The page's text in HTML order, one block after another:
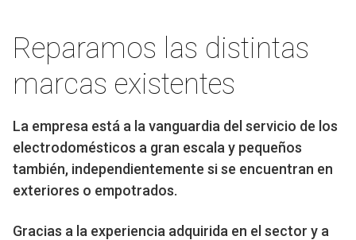
Reparamos las distintas
marcas existentes
La empresa está a la vanguardia del servicio de los
electrodomésticos a gran escala y pequeños
también, independientemente si se encuentran en
exteriores o empotrados.
Gracias a la experiencia adquirida en el sector y a